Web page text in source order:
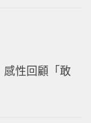
性回顧「敢